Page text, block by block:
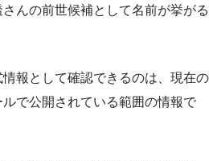
んの前世候補として名前が挙がる
報として確認できるのは、現在の
で公開されている範囲の情報で